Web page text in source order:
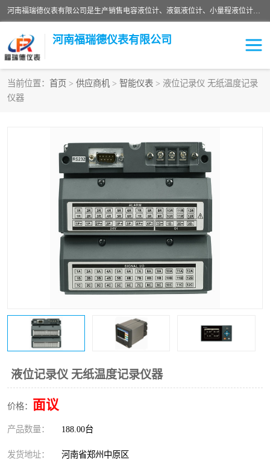
河南福瑞德仪表有限公司是生产销售电容液位计、液氨液位计、小量程液位计定制、智能锅炉水位计、液氮液位计等；并在产品开发、研制的过程中，吸取国内外仪器仪表的技术精华，建立了一支高、精、尖的科研开发队伍，使产品性能不断升级。
河南福瑞德仪表有限公司
当前位置： 首页 > 供应商机 > 智能仪表 > 液位记录仪 无纸温度记录
仪器
液位记录仪 无纸温度记录仪器
价格： 面议
产品数量： 188.00台
发货地址： 河南省郑州中原区
液位计
液氮液位计
差压变送器 液位计传感器定制
物位计
油量传感器
温度变送器 锅炉水位计
流量仪表 加油站液位仪